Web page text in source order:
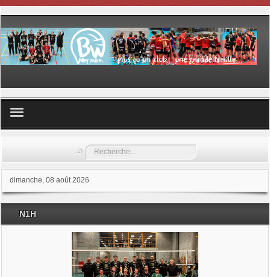
Les samedis du sport
Les stages
Documents
Rechercher
dimanche, 08 août 2026
N1H